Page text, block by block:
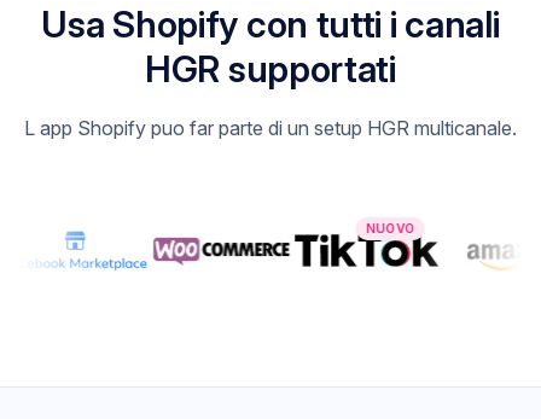
Usa Shopify con tutti i canali
HGR supportati
L app Shopify puo far parte di un setup HGR multicanale.
NUOVO